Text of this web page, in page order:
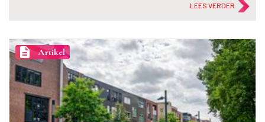
LEES VERDER
description Artikel